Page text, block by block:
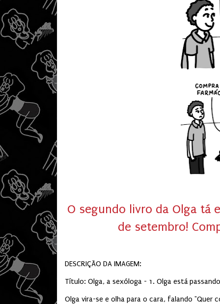
O segundo livro da Olga tá
de setembro!
DESCRIÇÃO DA IMAGEM:
Título: Olga, a sexóloga - 1. Olga está
Olga vira-se e olha para o cara, falando "Quer